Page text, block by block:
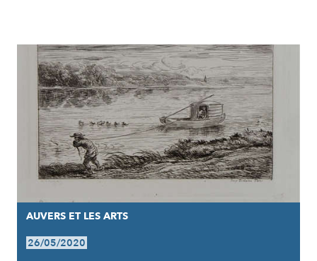
RÉSULTATS
AUVERS ET LES ARTS
26/05/2020